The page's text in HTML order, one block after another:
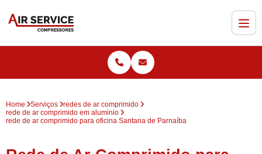
Home Serviços
redes de ar comprimido
rede de ar comprimido em aluminio
rede de ar comprimido para oficina Santana de Parnaíba